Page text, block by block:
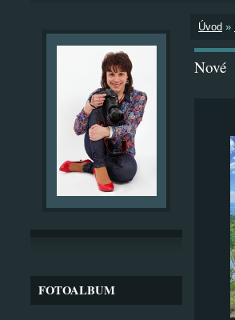
Úvod »
Nové
FOTOALBUM